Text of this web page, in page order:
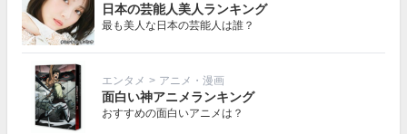
日本の芸能人美人ランキング
最も美人な日本の芸能人は誰？
エンタメ > アニメ・漫画
面白い神アニメランキング
おすすめの面白いアニメは？